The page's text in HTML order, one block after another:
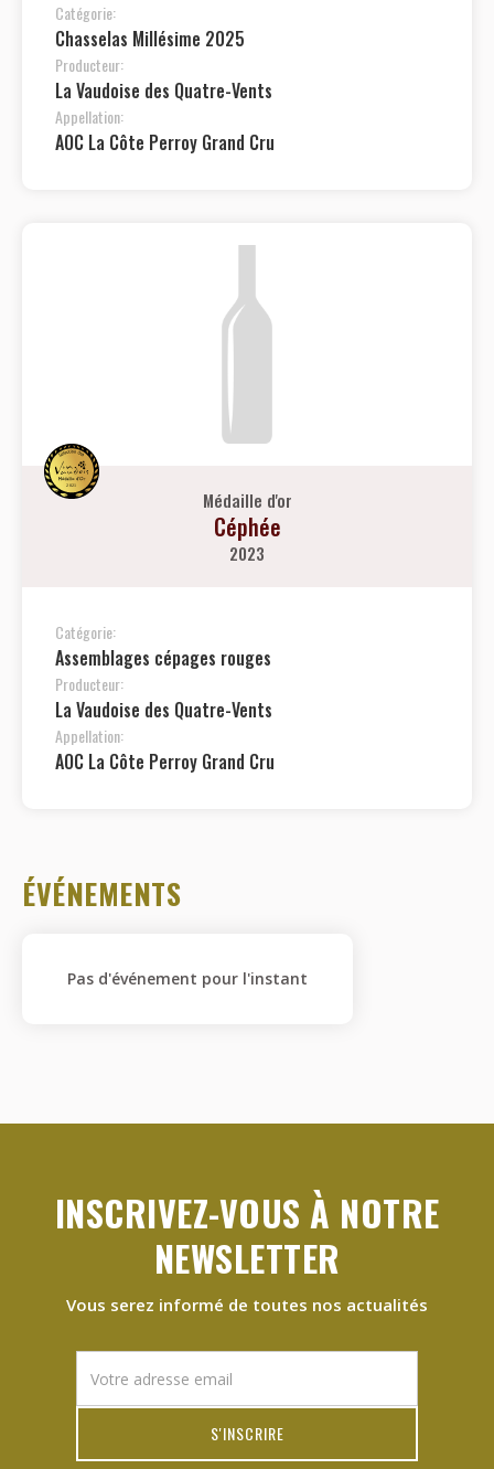
Catégorie:
Chasselas Millésime 2025
Producteur:
La Vaudoise des Quatre-Vents
Appellation:
AOC La Côte Perroy Grand Cru
Médaille d'or
Céphée
2023
Catégorie:
Assemblages cépages rouges
Producteur:
La Vaudoise des Quatre-Vents
Appellation:
AOC La Côte Perroy Grand Cru
ÉVÉNEMENTS
Pas d'événement pour l'instant
INSCRIVEZ-VOUS À NOTRE
NEWSLETTER
Vous serez informé de toutes nos actualités